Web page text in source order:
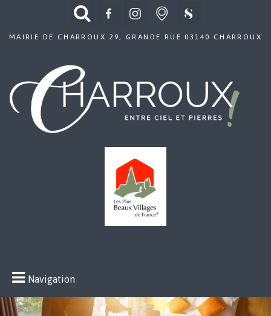
MAIRIE DE CHARROUX 29, GRANDE RUE 03140 CHARROUX
Navigation